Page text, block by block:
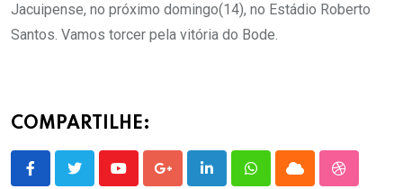
Jacuipense, no próximo domingo(14), no Estádio Roberto
Santos. Vamos torcer pela vitória do Bode.
COMPARTILHE:
YoutubeGoogle+LinkedInWhatsappCloud